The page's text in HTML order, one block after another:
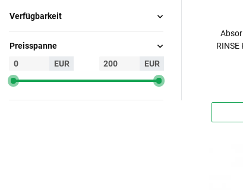
Verfügbarkeit
Preisspanne
EUR
EUR